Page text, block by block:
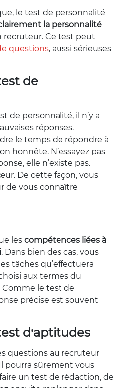
le test de personnalité
la personnalité
recruteur. Ce test peut
questions, aussi sérieuses
de
de personnalité, il n’y a
réponses.
le temps de répondre à
honnête. N’essayez pas
elle n’existe pas.
De cette façon, vous
de vous connaître
les compétences liées à
. Dans bien des cas, vous
tâches qu’effectuera
aux termes du
Comme le test de
précise est souvent
d’aptitudes
questions au recruteur
pourra sûrement vous
un test de rédaction, de